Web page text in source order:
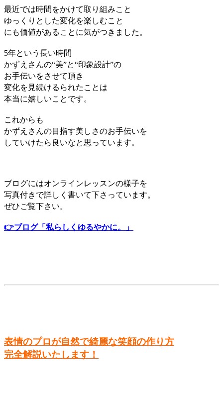
最近では時間をかけて取り組みこと
ゆっくりとした変化を楽しむこと
にも価値があることに気がつきました。
5年という長い時間
かずえさんの“美”と“印象設計”の
お手伝いをさせて頂き
変化を見続けるられたことは
本当に嬉しいことです。
これからも
かずえさんの目指す美しさのお手伝いを
していけたら良いなと思っています。
ブログにはオンラインレッスンの様子を
写真付きで詳しく書いて下さっています。
ぜひご覧下さい。
👉ブログ「私らしくゆるやかに。」
表情のプロが自然で綺麗な笑顔の作り方
完全解説いたします！